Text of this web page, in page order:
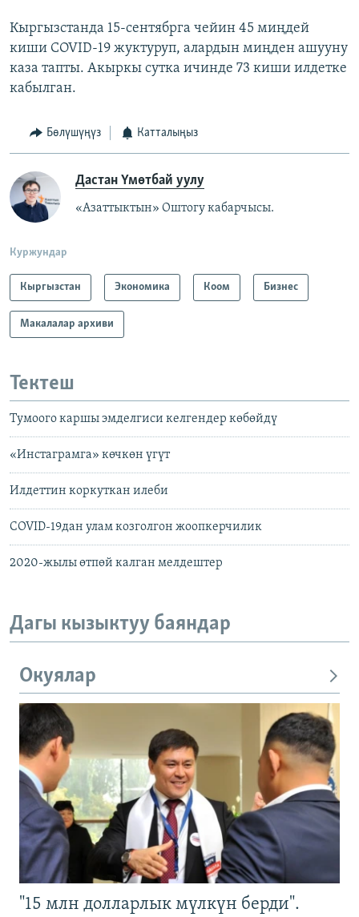
Кыргызстанда 15-сентябрга чейин 45 миңдей
киши COVID-19 жуктуруп, алардын миңден ашууну
каза тапты. Акыркы сутка ичинде 73 киши илдетке
кабылган.
Бөлүшүңүз Катталыңыз
Дастан Үмөтбай уулу
«Азаттыктын» Оштогу кабарчысы.
Куржундар
Кыргызстан Экономика Коом Бизнес
Макалалар архиви
Тектеш
Тумоого каршы эмделгиси келгендер көбөйдү
«Инстаграмга» көчкөн үгүт
Илдеттин коркуткан илеби
COVID-19дан улам козголгон жоопкерчилик
2020-жылы өтпөй калган мелдештер
Дагы кызыктуу баяндар
Окуялар
"15 млн долларлык мүлкүн берди".